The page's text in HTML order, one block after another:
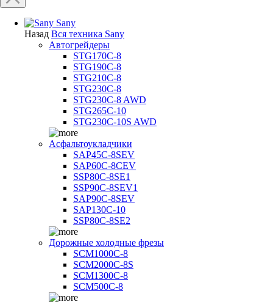
Sany
Назад Вся техника Sany
Автогрейдеры
STG170C-8
STG190C-8
STG210C-8
STG230C-8
STG230C-8 AWD
STG265C-10
STG230C-10S AWD
Асфальтоукладчики
SAP45С-8SEV
SAP60C-8CEV
SSP80C-8SE1
SSP90C-8SEV1
SAP90C-8SEV
SAP130C-10
SSP80C-8SE2
Дорожные холодные фрезы
SCM1000C-8
SCM2000C-8S
SCM1300C-8
SCM500C-8